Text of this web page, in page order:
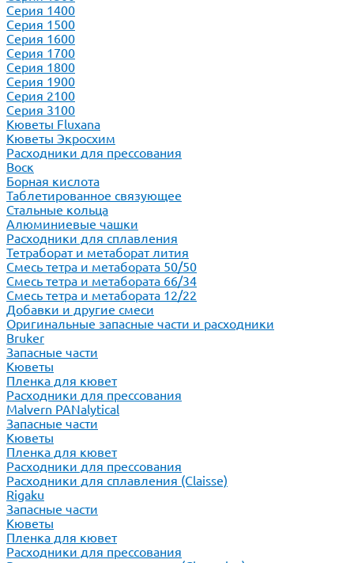
Серия 1400
Серия 1500
Серия 1600
Серия 1700
Серия 1800
Серия 1900
Серия 2100
Серия 3100
Кюветы Fluxana
Кюветы Экросхим
Расходники для прессования
Воск
Борная кислота
Таблетированное связующее
Стальные кольца
Алюминиевые чашки
Расходники для сплавления
Тетраборат и метаборат лития
Смесь тетра и метабората 50/50
Смесь тетра и метабората 66/34
Смесь тетра и метабората 12/22
Добавки и другие смеси
Оригинальные запасные части и расходники
Bruker
Запасные части
Кюветы
Пленка для кювет
Расходники для прессования
Malvern PANalytical
Запасные части
Кюветы
Пленка для кювет
Расходники для прессования
Расходники для сплавления (Claisse)
Rigaku
Запасные части
Кюветы
Пленка для кювет
Расходники для прессования